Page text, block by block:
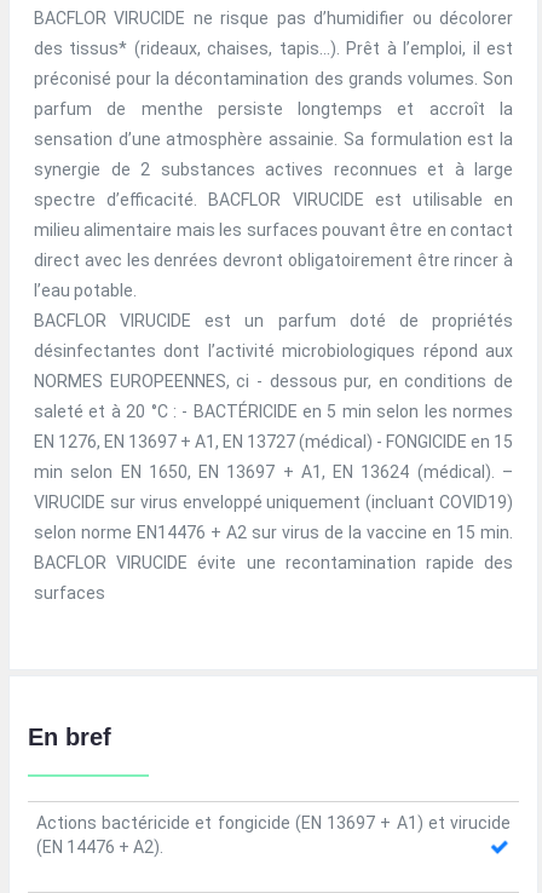
BACFLOR VIRUCIDE ne risque pas d’humidifier ou décolorer
des tissus* (rideaux, chaises, tapis…). Prêt à l’emploi, il est
préconisé pour la décontamination des grands volumes. Son
parfum de menthe persiste longtemps et accroît la
sensation d’une atmosphère assainie. Sa formulation est la
synergie de 2 substances actives reconnues et à large
spectre d’efficacité. BACFLOR VIRUCIDE est utilisable en
milieu alimentaire mais les surfaces pouvant être en contact
direct avec les denrées devront obligatoirement être rincer à
l’eau potable.
BACFLOR VIRUCIDE est un parfum doté de propriétés
désinfectantes dont l’activité microbiologiques répond aux
NORMES EUROPEENNES, ci - dessous pur, en conditions de
saleté et à 20 °C : - BACTÉRICIDE en 5 min selon les normes
EN 1276, EN 13697 + A1, EN 13727 (médical) - FONGICIDE en 15
min selon EN 1650, EN 13697 + A1, EN 13624 (médical). –
VIRUCIDE sur virus enveloppé uniquement (incluant COVID19)
selon norme EN14476 + A2 sur virus de la vaccine en 15 min.
BACFLOR VIRUCIDE évite une recontamination rapide des
surfaces
En bref
Actions bactéricide et fongicide (EN 13697 + A1) et virucide
(EN 14476 + A2).